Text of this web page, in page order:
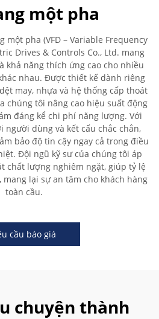
một pha
một pha (VFD – Variable Frequency
Drives & Controls Co., Ltd. mang
khả năng thích ứng cao cho nhiều
nhau. Được thiết kế dành riêng
may, nhựa và hệ thống cấp thoát
chúng tôi nâng cao hiệu suất động
đáng kể chi phí năng lượng. Với
người dùng và kết cấu chắc chắn,
bảo độ tin cậy ngay cả trong điều
Đội ngũ kỹ sư của chúng tôi áp
chất lượng nghiêm ngặt, giúp tỷ lệ
mang lại sự an tâm cho khách hàng
toàn cầu.
cầu báo giá
chuyện thành